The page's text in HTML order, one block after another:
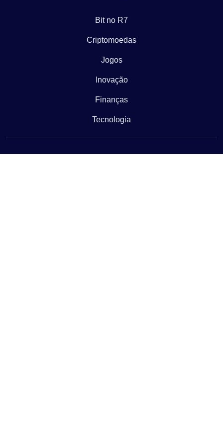
Bit no R7
Criptomoedas
Jogos
Inovação
Finanças
Tecnologia